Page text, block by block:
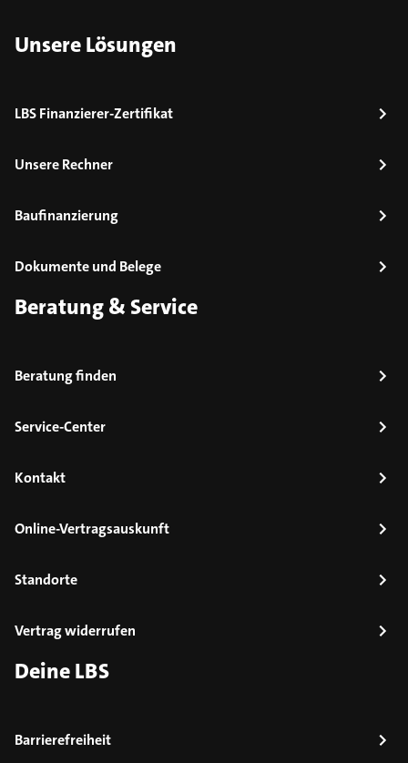
Unsere Lösungen
LBS Finanzierer-Zertifikat
Unsere Rechner
Baufinanzierung
Dokumente und Belege
Beratung & Service
Beratung finden
Service-Center
Kontakt
Online-Vertragsauskunft
Standorte
Vertrag widerrufen
Deine LBS
Barrierefreiheit